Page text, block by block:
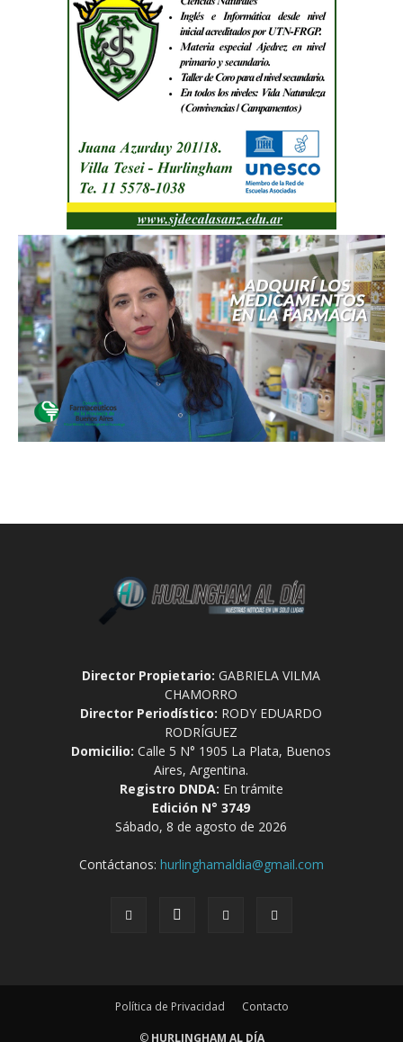
Director Propietario: GABRIELA VILMA
CHAMORRO
Director Periodístico: RODY EDUARDO
RODRÍGUEZ
Domicilio: Calle 5 N° 1905 La Plata, Buenos
Aires, Argentina.
Registro DNDA: En trámite
Edición N° 3749
Sábado, 8 de agosto de 2026
Contáctanos: hurlinghamaldia@gmail.com
Política de Privacidad Contacto
© HURLINGHAM AL DÍA